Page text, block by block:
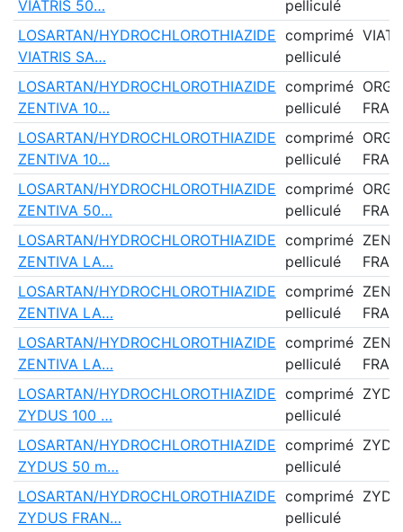
VIATRIS 50…
pelliculé
LOSARTAN/HYDROCHLOROTHIAZIDE
VIATRIS SA…
comprimé
pelliculé
LOSARTAN/HYDROCHLOROTHIAZIDE
ZENTIVA 10…
comprimé
pelliculé
LOSARTAN/HYDROCHLOROTHIAZIDE
ZENTIVA 10…
comprimé
pelliculé
LOSARTAN/HYDROCHLOROTHIAZIDE
ZENTIVA 50…
comprimé
pelliculé
LOSARTAN/HYDROCHLOROTHIAZIDE
ZENTIVA LA…
comprimé
pelliculé
LOSARTAN/HYDROCHLOROTHIAZIDE
ZENTIVA LA…
comprimé
pelliculé
LOSARTAN/HYDROCHLOROTHIAZIDE
ZENTIVA LA…
comprimé
pelliculé
LOSARTAN/HYDROCHLOROTHIAZIDE
ZYDUS 100 …
comprimé
pelliculé
LOSARTAN/HYDROCHLOROTHIAZIDE
ZYDUS 50 m…
comprimé
pelliculé
LOSARTAN/HYDROCHLOROTHIAZIDE
ZYDUS FRAN…
comprimé
pelliculé